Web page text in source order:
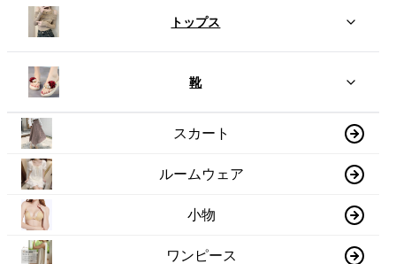
トップス
靴
スカート
ルームウェア
小物
ワンピース